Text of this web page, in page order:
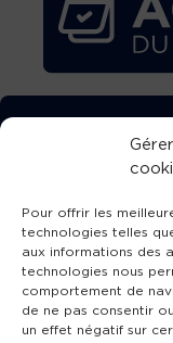
Pour offrir les
technologies telles
aux informations des
technologies nous
comportement de
de ne pas consentir
un effet négatif sur